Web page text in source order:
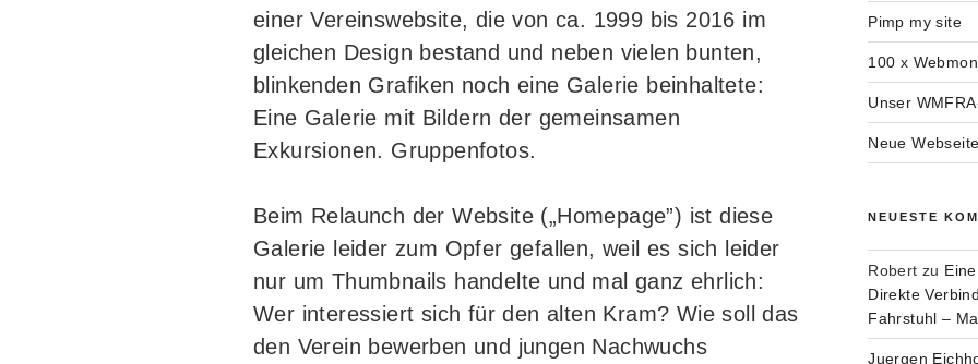
einer Vereinswebsite, die von ca. 1999 bis 2016 im
gleichen Design bestand und neben vielen bunten,
blinkenden Grafiken noch eine Galerie beinhaltete:
Eine Galerie mit Bildern der gemeinsamen
Exkursionen. Gruppenfotos.
Beim Relaunch der Website („Homepage”) ist diese
Galerie leider zum Opfer gefallen, weil es sich leider
nur um Thumbnails handelte und mal ganz ehrlich:
Wer interessiert sich für den alten Kram? Wie soll das
den Verein bewerben und jungen Nachwuchs
Pimp my site
100 x
Unser
Neue
NEUESTE
Robert zu
Direkte
Fahrstuhl –
Juergen